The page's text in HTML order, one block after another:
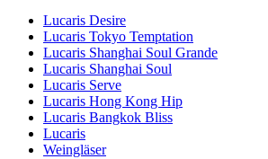
hier eventuell ein Video an, das es demonstriert
Abmessungen (BxHxT cm)
Gewicht (kg)0.233
Höhe (cm)23.2
Breite (cm)40
Tiefe (cm)31
Glas
Lucaris Desire
Lucaris Tokyo Temptation
Lucaris Shanghai Soul Grande
Lucaris Shanghai Soul
Lucaris Serve
Lucaris Hong Kong Hip
Lucaris Bangkok Bliss
Lucaris
Weingläser